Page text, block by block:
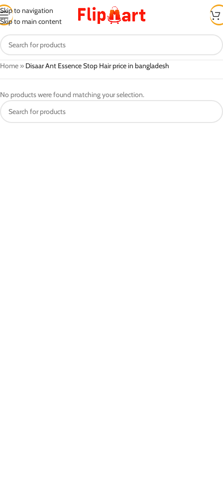
Skip to navigation
Skip to main content
Home » Disaar Ant Essence Stop Hair price in bangladesh
No products were found matching your selection.